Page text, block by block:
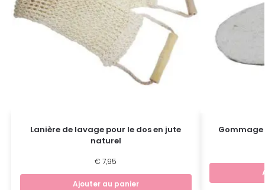
Lanière de lavage pour le dos en jute
naturel
€ 7,95
Ajouter au panier